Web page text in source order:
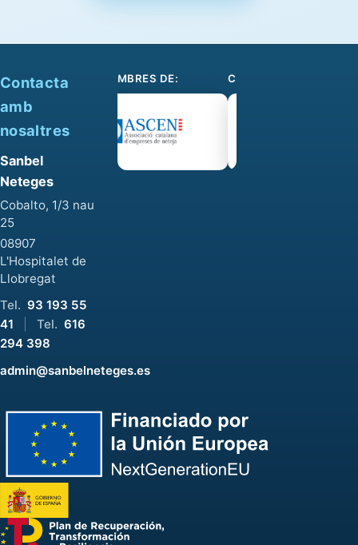
Contacta
amb
nosaltres
Sanbel
Neteges
Cobalto, 1/3 nau
25
08907
L'Hospitalet de
Llobregat
Tel. 93 193 55
41
Tel. 616
294 398
admin@sanbelneteges.es
SOM-SE MEMBRES DE: COL·LABOREM AMB: